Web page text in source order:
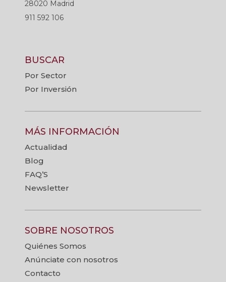
28020 Madrid
911 592 106
BUSCAR
Por Sector
Por Inversión
MÁS INFORMACIÓN
Actualidad
Blog
FAQ’S
Newsletter
SOBRE NOSOTROS
Quiénes Somos
Anúnciate con nosotros
Contacto